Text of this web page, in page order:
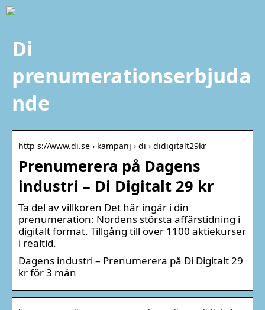
Di
prenumerationserbjuda
nde
http s://www.di.se › kampanj › di › didigitalt29kr
Prenumerera på Dagens
industri – Di Digitalt 29 kr
Ta del av villkoren Det här ingår i din
prenumeration: Nordens största affärstidning i
digitalt format. Tillgång till över 1100 aktiekurser
i realtid.
Dagens industri – Prenumerera på Di Digitalt 29
kr för 3 mån